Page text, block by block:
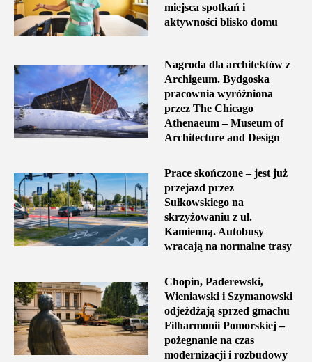
miejsca spotkań i
aktywności blisko domu
Nagroda dla architektów z
Archigeum. Bydgoska
pracownia wyróżniona
przez The Chicago
Athenaeum – Museum of
Architecture and Design
Prace skończone – jest już
przejazd przez
Sułkowskiego na
skrzyżowaniu z ul.
Kamienną. Autobusy
wracają na normalne trasy
Chopin, Paderewski,
Wieniawski i Szymanowski
odjeżdżają sprzed gmachu
Filharmonii Pomorskiej –
pożegnanie na czas
modernizacji i rozbudowy